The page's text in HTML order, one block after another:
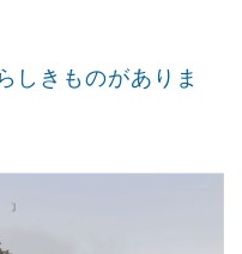
しきものがありま